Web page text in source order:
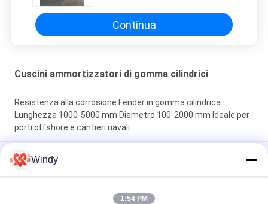
mm
Continua
Cuscini ammortizzatori di gomma cilindrici
Resistenza alla corrosione Fender in gomma cilindrica
Lunghezza 1000-5000 mm Diametro 100-2000 mm Ideale per
porti offshore e cantieri navali
Resistenza alla trazione 10-30 MPa Fender in gomma
cilindrica con elevato assorbimento di energia che garantisce
l'attracco marittimo e la protezione da impatti delle navi
Windy
1:54 PM